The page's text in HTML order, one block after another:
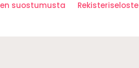
suostumusta Rekisteriseloste